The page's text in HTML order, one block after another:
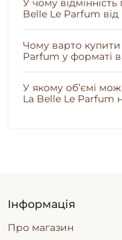
У чому
Belle Le Parfum від
Чому варто
Parfum у форматі
У якому об’ємі
La Belle Le Parfum
Інформація
Про магазин